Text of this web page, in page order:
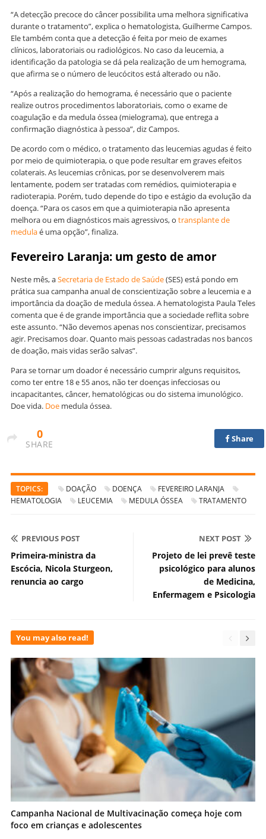
“A detecção precoce do câncer possibilita uma melhora significativa
durante o tratamento”, explica o hematologista, Guilherme Campos.
Ele também conta que a detecção é feita por meio de exames
clínicos, laboratoriais ou radiológicos. No caso da leucemia, a
identificação da patologia se dá pela realização de um hemograma,
que afirma se o número de leucócitos está alterado ou não.
“Após a realização do hemograma, é necessário que o paciente
realize outros procedimentos laboratoriais, como o exame de
coagulação e da medula óssea (mielograma), que entrega a
confirmação diagnóstica à pessoa”, diz Campos.
De acordo com o médico, o tratamento das leucemias agudas é feito
por meio de quimioterapia, o que pode resultar em graves efeitos
colaterais. As leucemias crônicas, por se desenvolverem mais
lentamente, podem ser tratadas com remédios, quimioterapia e
radioterapia. Porém, tudo depende do tipo e estágio da evolução da
doença. “Para os casos em que a quimioterapia não apresenta
melhora ou em diagnósticos mais agressivos, o transplante de
medulaé uma opção”, finaliza.
Fevereiro Laranja: um gesto de amor
Neste mês, aSecretaria de Estado de Saúde(SES) está pondo em
prática sua campanha anual de conscientização sobre a leucemia e a
importância da doação de medula óssea. A hematologista Paula Teles
comenta que é de grande importância que a sociedade reflita sobre
este assunto. “Não devemos apenas nos conscientizar, precisamos
agir. Precisamos doar. Quanto mais pessoas cadastradas nos bancos
de doação, mais vidas serão salvas”.
Para se tornar um doador é necessário cumprir alguns requisitos,
como ter entre 18 e 55 anos, não ter doenças infecciosas ou
incapacitantes, câncer, hematológicas ou do sistema imunológico.
Doe vida. Doe medula óssea.
0
SHARE
Share
TOPICS: DOAÇÃO DOENÇA
FEVEREIRO LARANJA
HEMATOLOGIA
LEUCEMIA MEDULA ÓSSEA TRATAMENTO
PREVIOUS POST
Primeira-ministra da
Escócia, Nicola Sturgeon,
renuncia ao cargo
NEXT POST
Projeto de lei prevê teste
psicológico para alunos
de Medicina,
Enfermagem e Psicologia
You may also read!
Campanha Nacional de Multivacinação começa hoje com
foco em crianças e adolescentes